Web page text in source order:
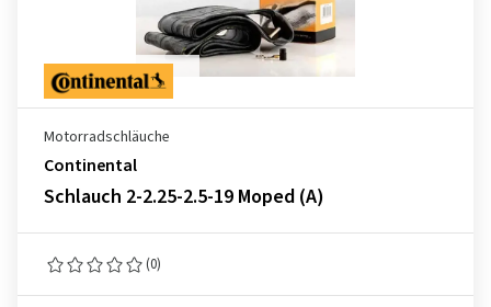
Motorradschläuche
Continental
Schlauch 2-2.25-2.5-19 Moped (A)
(0)